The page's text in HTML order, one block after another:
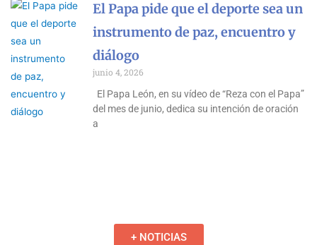
El Papa pide que el deporte sea un
instrumento de paz, encuentro y
diálogo
junio 4, 2026
El Papa León, en su vídeo de “Reza con el Papa”
del mes de junio, dedica su intención de oración
a
+ NOTICIAS